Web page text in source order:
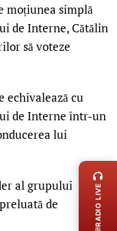
moțiunea simplă
de Interne, Cătălin
să voteze
echivalează cu
de Interne într-un
lui
al grupului
de
RADIO LIVE